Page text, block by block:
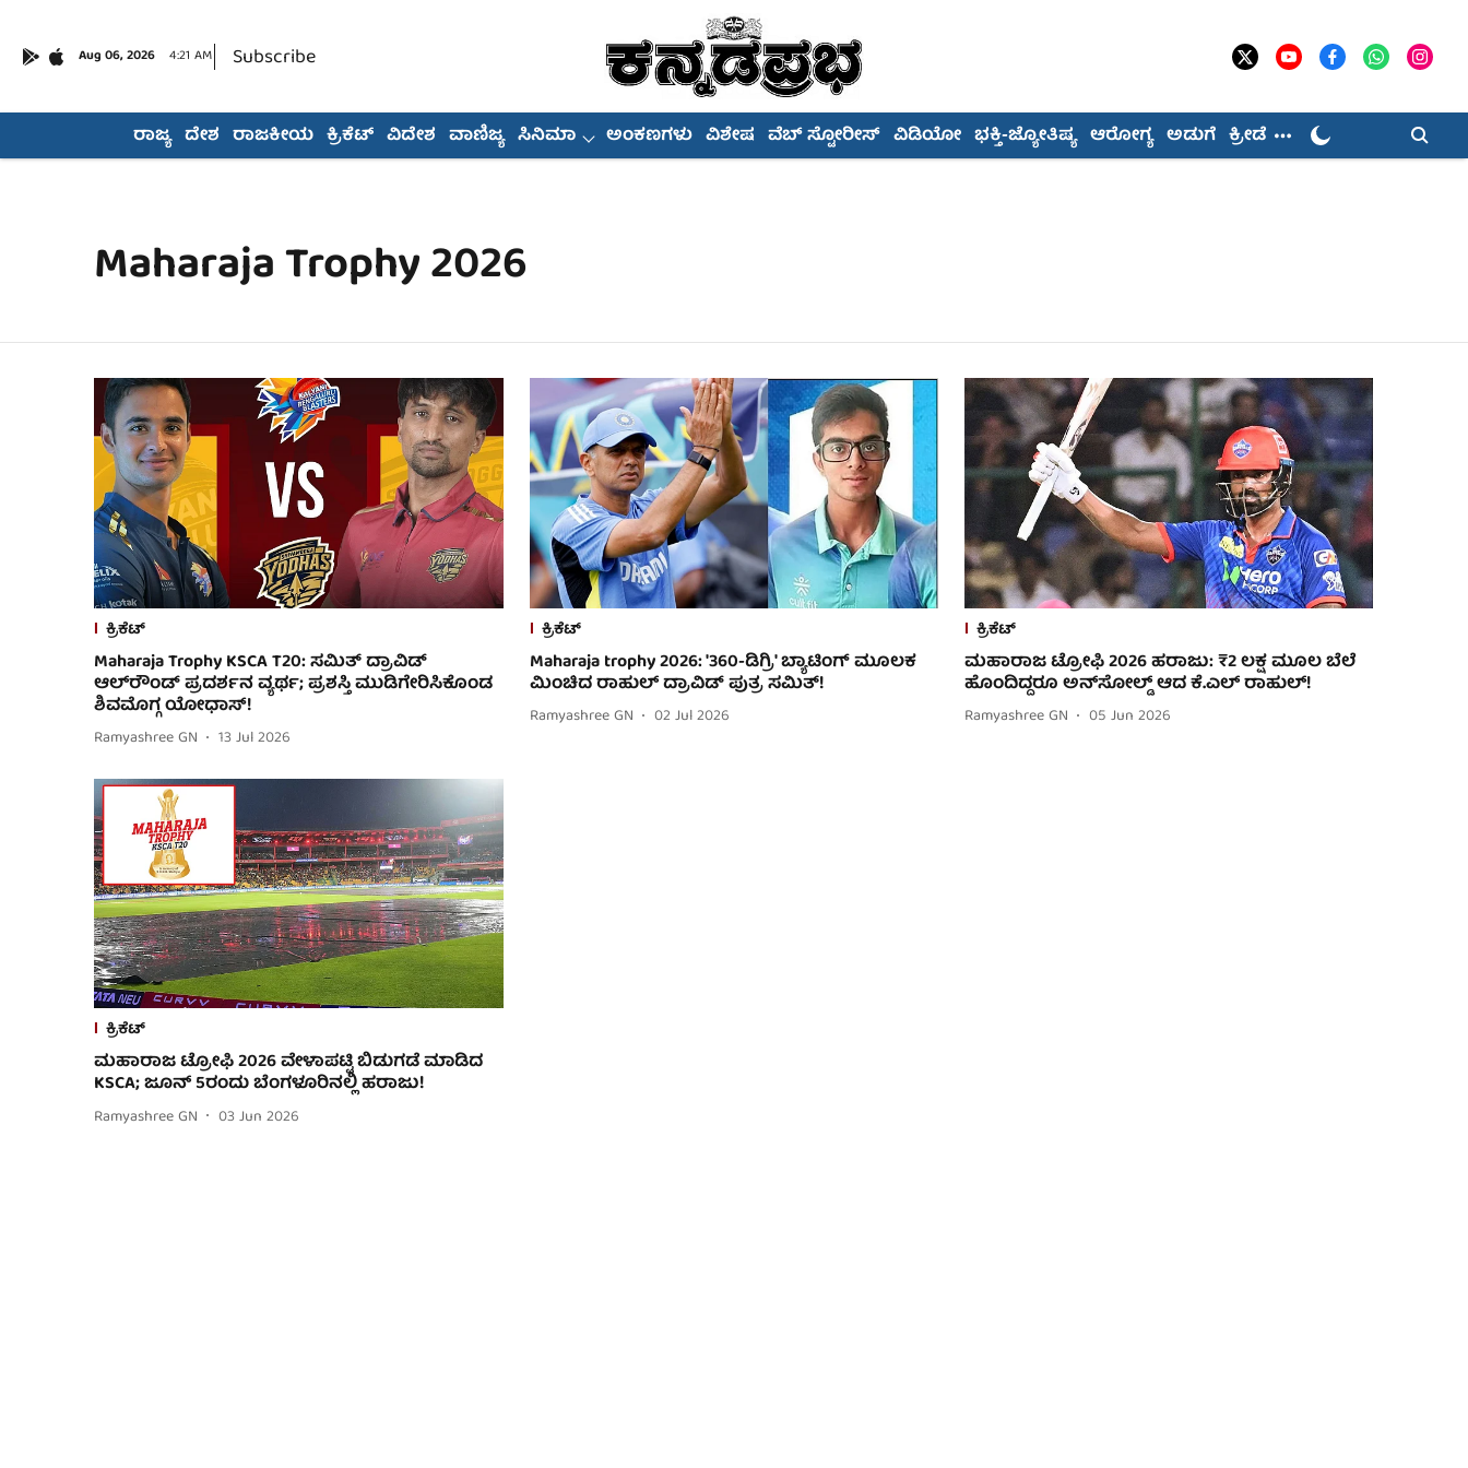
Aug 06, 2026 4:21 AM Subscribe
ರಾಜ್ಯ ದೇಶ ರಾಜಕೀಯ ಕ್ರಿಕೆಟ್ ವಿದೇಶ ವಾಣಿಜ್ಯ ಸಿನಿಮಾ ಅಂಕಣಗಳು ವಿಶೇಷ ವೆಬ್ ಸ್ಟೋರೀಸ್ ವಿಡಿಯೋ ಭಕ್ತಿ-ಜ್ಯೋತಿಷ್ಯ ಆರೋಗ್ಯ ಅಡುಗೆ ಕ್ರೀಡೆ
Maharaja Trophy 2026
ಕ್ರಿಕೆಟ್
Maharaja Trophy KSCA T20: ಸಮಿತ್ ದ್ರಾವಿಡ್
ಆಲ್‌ರೌಂಡ್ ಪ್ರದರ್ಶನ ವ್ಯರ್ಥ; ಪ್ರಶಸ್ತಿ ಮುಡಿಗೇರಿಸಿಕೊಂಡ
ಶಿವಮೊಗ್ಗ ಯೋಧಾಸ್!
Ramyashree GN 13 Jul 2026
ಕ್ರಿಕೆಟ್
Maharaja trophy 2026: '360-ಡಿಗ್ರಿ' ಬ್ಯಾಟಿಂಗ್ ಮೂಲಕ
ಮಿಂಚಿದ ರಾಹುಲ್ ದ್ರಾವಿಡ್ ಪುತ್ರ ಸಮಿತ್!
Ramyashree GN 02 Jul 2026
ಕ್ರಿಕೆಟ್
ಮಹಾರಾಜ ಟ್ರೋಫಿ 2026 ಹರಾಜು: ₹2 ಲಕ್ಷ ಮೂಲ ಬೆಲೆ
ಹೊಂದಿದ್ದರೂ ಅನ್‌ಸೋಲ್ಡ್ ಆದ ಕೆ.ಎಲ್ ರಾಹುಲ್!
Ramyashree GN 05 Jun 2026
ಕ್ರಿಕೆಟ್
ಮಹಾರಾಜ ಟ್ರೋಫಿ 2026 ವೇಳಾಪಟ್ಟಿ ಬಿಡುಗಡೆ ಮಾಡಿದ
KSCA; ಜೂನ್ 5ರಂದು ಬೆಂಗಳೂರಿನಲ್ಲಿ ಹರಾಜು!
Ramyashree GN 03 Jun 2026